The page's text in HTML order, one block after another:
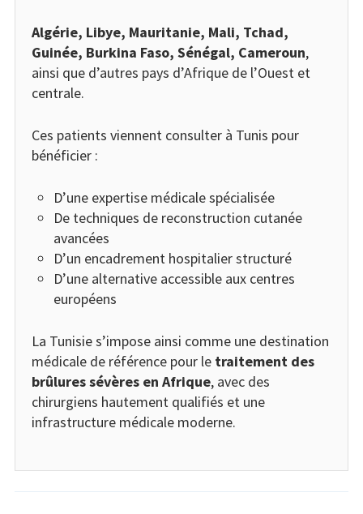
Algérie, Libye, Mauritanie, Mali, Tchad,
Guinée, Burkina Faso, Sénégal, Cameroun,
ainsi que d’autres pays d’Afrique de l’Ouest et
centrale.
Ces patients viennent consulter à Tunis pour
bénéficier :
D’une expertise médicale spécialisée
De techniques de reconstruction cutanée
avancées
D’un encadrement hospitalier structuré
D’une alternative accessible aux centres
européens
La Tunisie s’impose ainsi comme une destination
médicale de référence pour le traitement des
brûlures sévères en Afrique, avec des
chirurgiens hautement qualifiés et une
infrastructure médicale moderne.